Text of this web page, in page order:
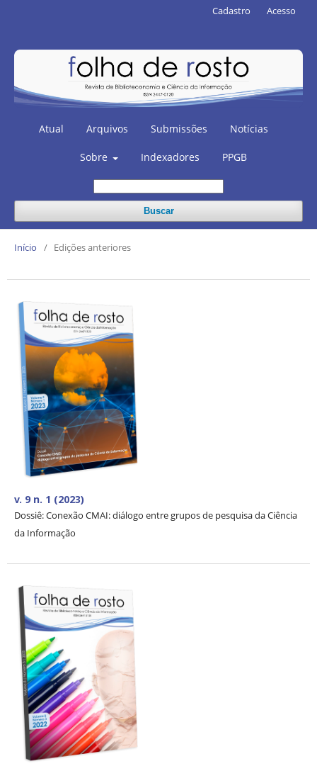
Atual Arquivos Submissões Notícias
Sobre Indexadores PPGB
Buscar
Cadastro Acesso
Início / Edições anteriores
v. 9 n. 1 (2023)
Dossiê: Conexão CMAI: diálogo entre grupos de pesquisa da Ciência
da Informação